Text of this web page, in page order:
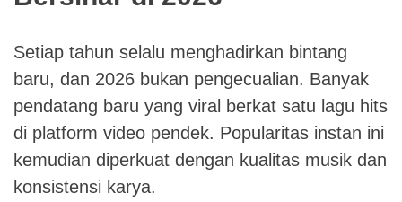
Setiap tahun selalu menghadirkan bintang
baru, dan 2026 bukan pengecualian. Banyak
pendatang baru yang viral berkat satu lagu hits
di platform video pendek. Popularitas instan ini
kemudian diperkuat dengan kualitas musik dan
konsistensi karya.